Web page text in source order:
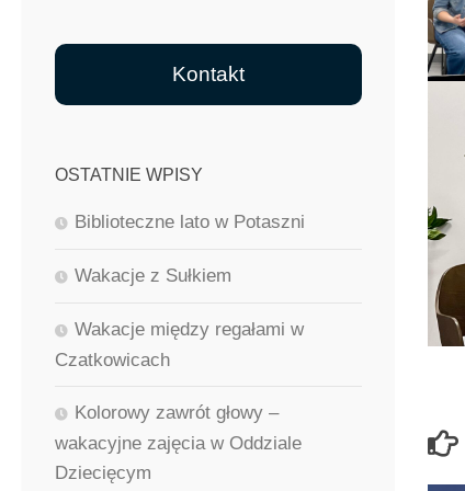
Kontakt
OSTATNIE WPISY
Biblioteczne lato w Potaszni
Wakacje z Sułkiem
Wakacje między regałami w
Czatkowicach
Kolorowy zawrót głowy –
wakacyjne zajęcia w Oddziale
Dziecięcym